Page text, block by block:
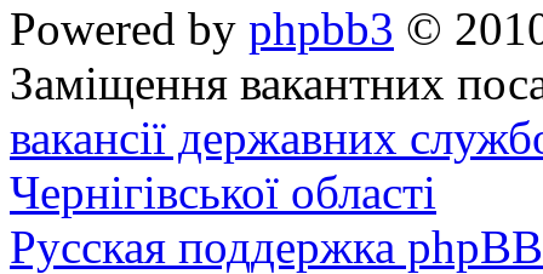
Powered by phpbb3 ©
Заміщення вакантних
вакансії державних
Чернігівської області
Русская поддержка phpBB